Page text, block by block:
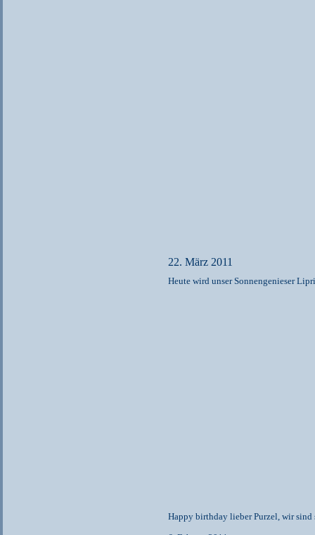
22. März 2011
Heute wird unser Sonnengenieser
Happy birthday lieber Purzel, wir